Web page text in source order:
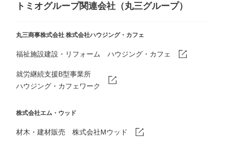
トミオグループ関連会社（丸三グループ）
丸三商事株式会社 株式会社ハウジング・カフェ
福祉施設建設・リフォーム ハウジング・カフェ
就労継続支援B型事業所
ハウジング・カフェワーク
株式会社エム・ウッド
材木・建材販売 株式会社Mウッド